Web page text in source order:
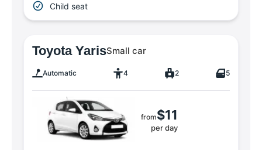
Child seat
Toyota YarisSmall car
Automatic 4 2 5
from$11
per day